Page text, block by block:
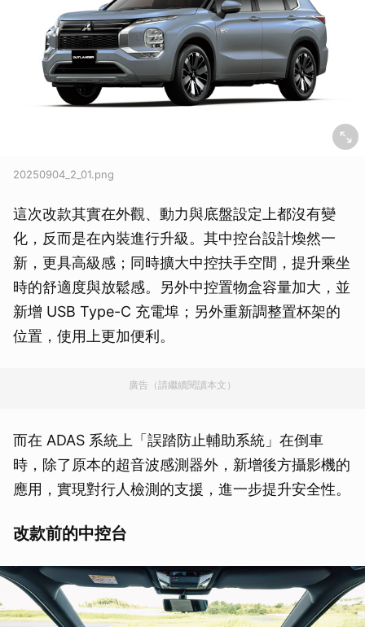
20250904_2_01.png
這次改款其實在外觀、動力與底盤設定上都沒有變
化，反而是在內裝進行升級。其中控台設計煥然一
新，更具高級感；同時擴大中控扶手空間，提升乘坐
時的舒適度與放鬆感。另外中控置物盒容量加大，並
新增 USB Type-C 充電埠；另外重新調整置杯架的
位置，使用上更加便利。
廣告（請繼續閱讀本文）
而在 ADAS 系統上「誤踏防止輔助系統」在倒車
時，除了原本的超音波感測器外，新增後方攝影機的
應用，實現對行人檢測的支援，進一步提升安全性。
改款前的中控台